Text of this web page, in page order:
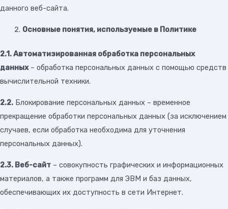
данного веб-сайта.
Основные понятия, используемые в Политике
2.1. Автоматизированная обработка персональных
данных– обработка персональных данных с помощью средств
вычислительной техники.
2.2. Блокирование персональных данных – временное
прекращение обработки персональных данных (за исключением
случаев, если обработка необходима для уточнения
персональных данных).
2.3. Веб-сайт – совокупность графических и информационных
материалов, а также программ для ЭВМ и баз данных,
обеспечивающих их доступность в сети Интернет.